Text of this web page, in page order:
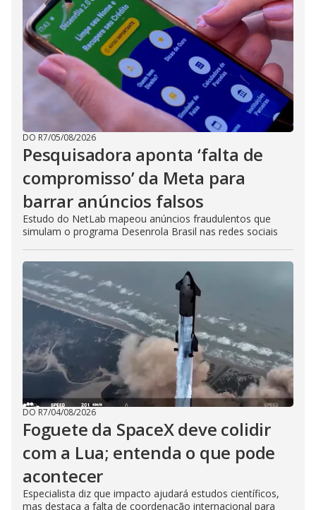
DO R7/05/08/2026
Pesquisadora aponta ‘falta de
compromisso’ da Meta para
barrar anúncios falsos
Estudo do NetLab mapeou anúncios fraudulentos que
simulam o programa Desenrola Brasil nas redes sociais
DO R7/04/08/2026
Foguete da SpaceX deve colidir
com a Lua; entenda o que pode
acontecer
Especialista diz que impacto ajudará estudos científicos,
mas destaca a falta de coordenação internacional para